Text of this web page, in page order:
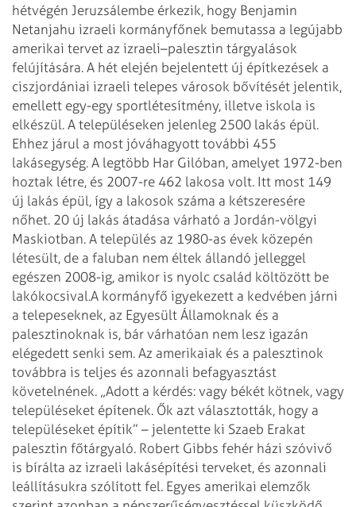
hétvégén Jeruzsálembe érkezik, hogy Benjamin
Netanjahu izraeli kor­mányfőnek bemutassa a legújabb
amerikai tervet az izraeli–palesztin tárgyalások
felújítására. A hét elején bejelentett új építkezések a
ciszjordániai izraeli telepes városok bővítését jelentik,
emellett egy-egy sportlétesítmény, illetve iskola is
elkészül. A településeken jelenleg 2500 lakás épül.
Ehhez járul a most jóváhagyott további 455
lakásegység. A legtöbb Har Gilóban, amelyet 1972-ben
hoztak létre, és 2007-re 462 lakosa volt. Itt most 149
új lakás épül, így a lakosok száma a kétszeresére
nőhet. 20 új lakás átadása várható a Jordán-völgyi
Maskiotban. A település az 1980-as évek közepén
létesült, de a faluban nem éltek állandó jelleggel
egészen 2008-ig, amikor is nyolc család költözött be
lakókocsival.A kormányfő igyekezett a kedvében járni
a telepeseknek, az Egyesült Államoknak és a
palesztinoknak is, bár várhatóan nem lesz igazán
elégedett senki sem. Az amerikaiak és a palesztinok
továbbra is teljes és azonnali befagyasztást
követelnének. „Adott a kérdés: vagy békét kötnek, vagy
településeket építenek. Ők azt választották, hogy a
településeket építik” – jelentette ki Szaeb Erakat
palesztin főtárgyaló. Robert Gibbs fehér házi szóvivő
is bírálta az izraeli lakásépítési terveket, és azonnali
leállításukra szólított fel. Egyes amerikai elemzők